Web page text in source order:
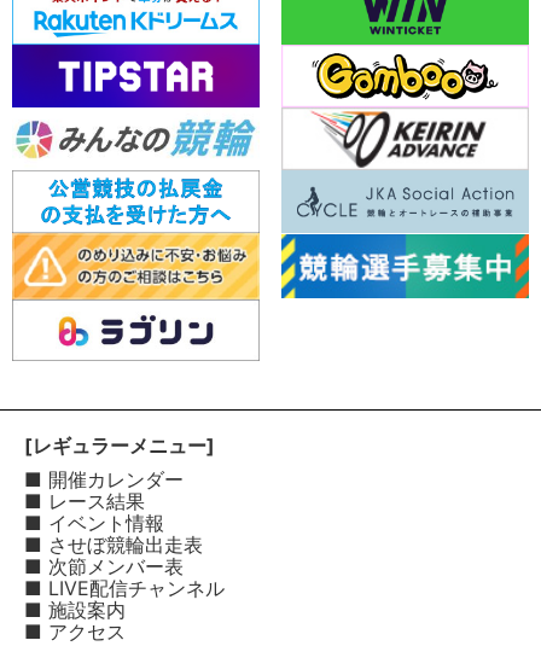
[レギュラーメニュー]
■ 開催カレンダー
■ レース結果
■ イベント情報
■ させぼ競輪出走表
■ 次節メンバー表
■ LIVE配信チャンネル
■ 施設案内
■ アクセス